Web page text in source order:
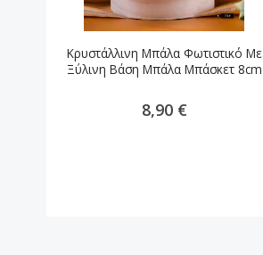
Κρυστάλλινη Μπάλα Φωτιστικό Με
Ξύλινη Βάση Μπάλα Μπάσκετ 8cm
8,90 €